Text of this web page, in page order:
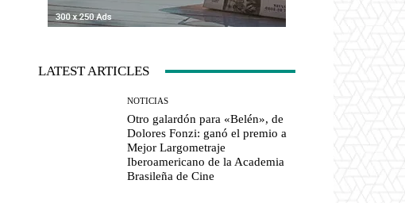
LATEST ARTICLES
NOTICIAS
Otro galardón para «Belén», de
Dolores Fonzi: ganó el premio a
Mejor Largometraje
Iberoamericano de la Academia
Brasileña de Cine